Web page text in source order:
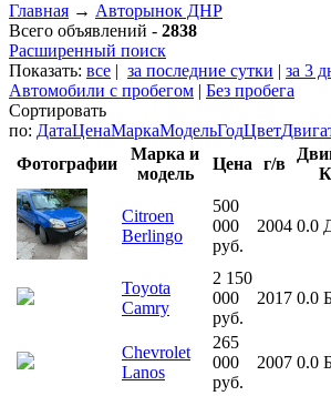
Главная → Авторынок ДНР
Всего объявлений - 2838
Расширенный поиск
Показать: все | за последние сутки | за 3
Автомобили с пробегом | Без пробега
Сортировать
по: ДатаЦенаМаркаМодельГодЦвет
Фотографии
Марка и
модель
Цена г/в
Citroen
Berlingo
500
000
руб.
2004 0.0
Toyota
Camry
2 150
000
руб.
2017 0.0
Chevrolet
Lanos
265
000
руб.
2007 0.0